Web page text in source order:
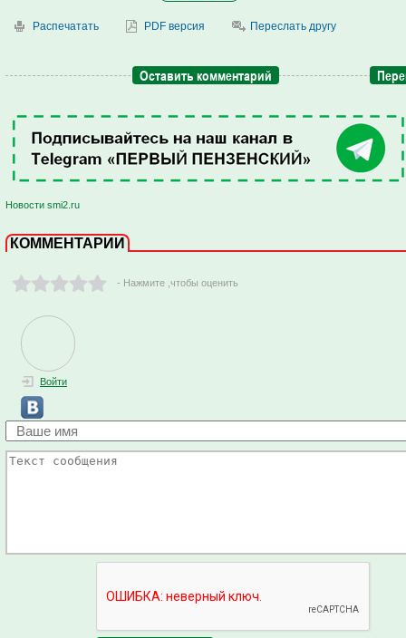
Распечатать PDF версия Переслать другу
Оставить комментарий
Новости smi2.ru
КОММЕНТАРИИ
- Нажмите ,чтобы оценить
Войти